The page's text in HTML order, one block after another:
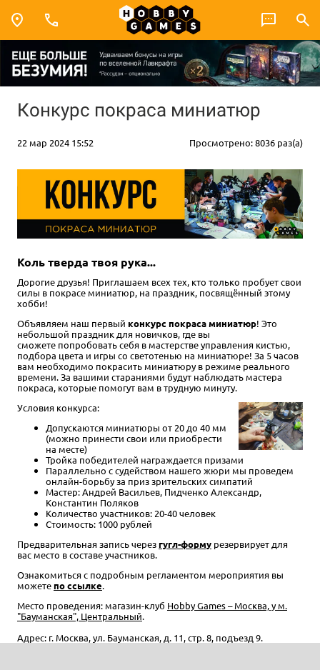
Конкурс покраса миниатюр
22 мар 2024 15:52 Просмотрено: 8036 раз(а)
Коль тверда твоя рука...
Дорогие друзья! Приглашаем всех тех, кто только пробует свои
силы в покрасе миниатюр, на праздник, посвящённый этому
хобби!
Объявляем наш первый конкурс покраса миниатюр! Это
небольшой праздник для новичков, где вы
сможете попробовать себя в мастерстве управления кистью,
подбора цвета и игры со светотенью на миниатюре! За 5 часов
вам необходимо покрасить миниатюру в режиме реального
времени. За вашими стараниями будут наблюдать мастера
покраса, которые помогут вам в трудную минуту.
Условия конкурса:
Допускаются миниатюры от 20 до 40 мм
(можно принести свои или приобрести
на месте)
Тройка победителей награждается призами
Параллельно c судейством нашего жюри мы проведем
онлайн-борьбу за приз зрительских симпатий
Мастер: Андрей Васильев, Пидченко Александр,
Константин Поляков
Количество участников: 20-40 человек
Стоимость: 1000 рублей
Предварительная запись черезгугл-форму резервирует для
вас место в составе участников.
Ознакомиться с подробным регламентом мероприятия вы
можетепо ссылке.
Место проведения: магазин-клуб Hobby Games – Москва, у м.
"Бауманская", Центральный.
Адрес: г. Москва, ул. Бауманская, д. 11, стр. 8, подъезд 9.